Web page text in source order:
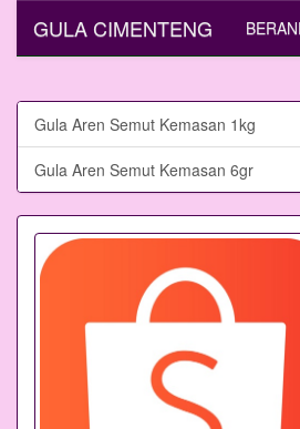
GULA CIMENTENG
Gula Aren Semut Kemasan 1kg
Gula Aren Semut Kemasan 6gr